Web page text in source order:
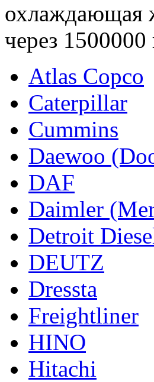
охлаждающая
через
Atlas Copco
Caterpillar
Cummins
Daewoo
DAF
Daimler
Detroit
DEUTZ
Dressta
Freightliner
HINO
Hitachi